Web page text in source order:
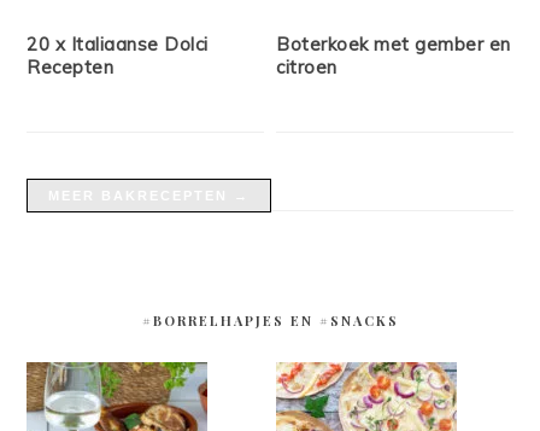
20 x Italiaanse Dolci
Recepten
Boterkoek met gember en
citroen
#BORRELHAPJES EN #SNACKS